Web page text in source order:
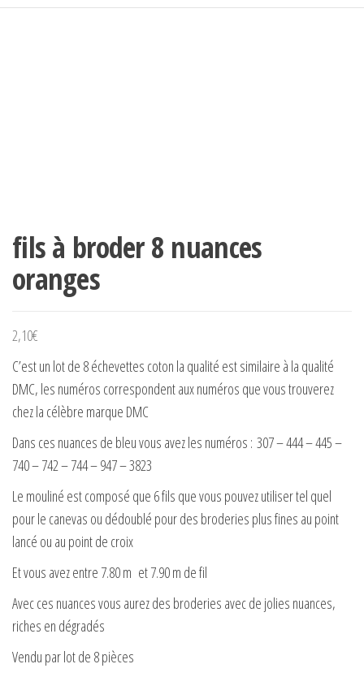
fils à broder 8 nuances
oranges
2,10€
C’est un lot de 8 échevettes coton la qualité est similaire à la qualité
DMC, les numéros correspondent aux numéros que vous trouverez
chez la célèbre marque DMC
Dans ces nuances de bleu vous avez les numéros : 307 – 444 – 445 –
740 – 742 – 744 – 947 – 3823
Le mouliné est composé que 6 fils que vous pouvez utiliser tel quel
pour le canevas ou dédoublé pour des broderies plus fines au point
lancé ou au point de croix
Et vous avez entre 7.80 m et 7.90 m de fil
Avec ces nuances vous aurez des broderies avec de jolies nuances,
riches en dégradés
Vendu par lot de 8 pièces